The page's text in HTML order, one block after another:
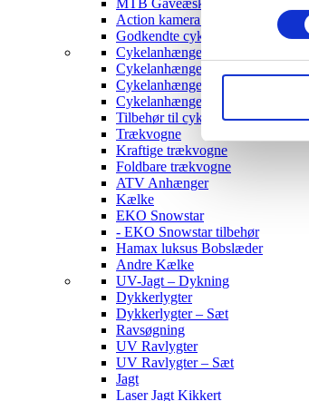
MTB Gaveæske
Action kamera til MTB
Godkendte cykellygter & tilbehør
Cykelanhængere
Cykelanhænger til Børn
Cykelanhænger til hunde
Cykelanhænger Cargo
Tilbehør til cykelanhængere
Trækvogne
Kraftige trækvogne
Foldbare trækvogne
ATV Anhænger
Kælke
EKO Snowstar
- EKO Snowstar tilbehør
Hamax luksus Bobslæder
Andre Kælke
UV-Jagt – Dykning
Dykkerlygter
Dykkerlygter – Sæt
Ravsøgning
UV Ravlygter
UV Ravlygter – Sæt
Jagt
Laser Jagt Kikkert